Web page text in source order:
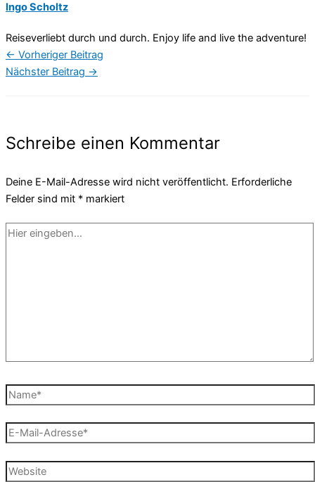
Ingo Scholtz
Reiseverliebt durch und durch. Enjoy life and live the adventure!
← Vorheriger Beitrag
Nächster Beitrag →
Schreibe einen Kommentar
Deine E-Mail-Adresse wird nicht veröffentlicht. Erforderliche
Felder sind mit * markiert
Hier
Name*
E-
Mail-
Adresse*
Website